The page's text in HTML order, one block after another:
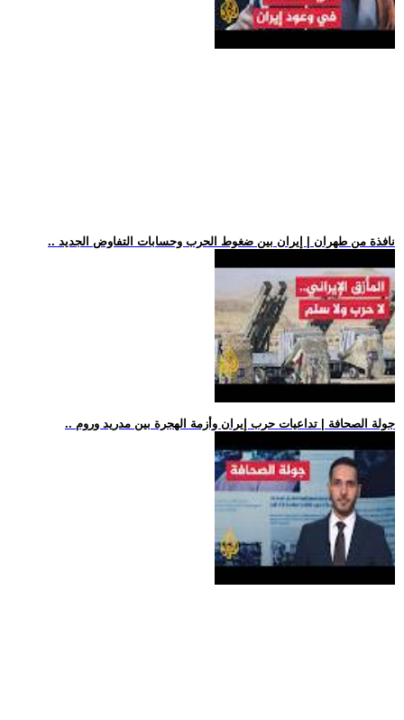
.. نافذة من طهران | إيران بين ضغوط الحرب وحسابات التفاوض الجديد
.. جولة الصحافة | تداعيات حرب إيران وأزمة الهجرة بين مدريد وروم